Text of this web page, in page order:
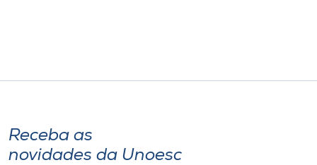
A+
Receba as
novidades da Unoesc